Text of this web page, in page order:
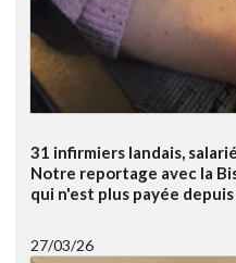
31 infirmiers landais,
Notre reportage avec la
qui n'est plus payée
27/03/26